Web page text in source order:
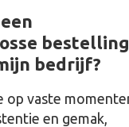
bedrijf?
op vaste
en gemak,